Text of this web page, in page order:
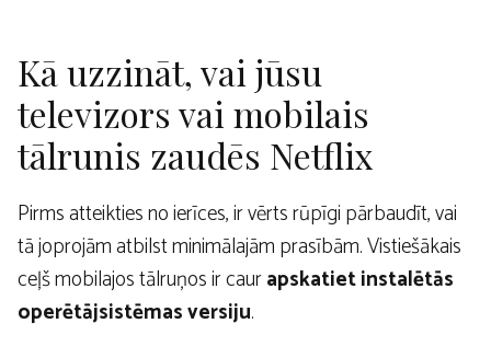
Kā uzzināt, vai jūsu
televizors vai mobilais
tālrunis zaudēs Netflix
Pirms atteikties no ierīces, ir vērts rūpīgi pārbaudīt, vai
tā joprojām atbilst minimālajām prasībām. Vistiešākais
ceļš mobilajos tālruņos ir caurapskatiet instalētās
operētājsistēmas versiju.